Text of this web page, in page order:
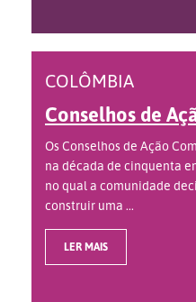
COLÔMBIA
Conselhos de
Os Conselhos de Ação
na década de cinquenta
no qual a comunidade
construir uma ...
LER MAIS